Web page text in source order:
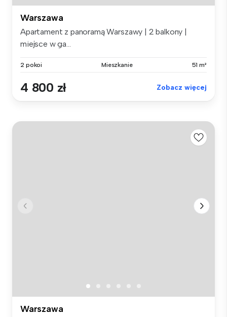
Warszawa
Apartament z panoramą Warszawy | 2 balkony |
miejsce w ga...
2 pokoi Mieszkanie 51 m²
4 800 zł Zobacz więcej
Warszawa